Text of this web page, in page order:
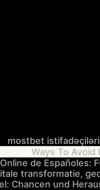
mostbet
de Españoles:
transformatie,
Chancen und